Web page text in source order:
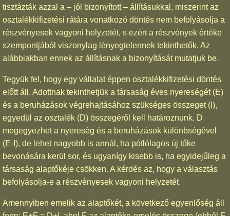
tisztázták azzal a – jól bizonyított – állításukkal, miszerint az
osztalékkifizetési rátára vonatkozó döntés nem befolyásolja a
részvényesek vagyoni helyzetét, s ezért a részvények értéke
szempontjából viszonylag lényegtelennek tekinthetők. Az
alábbiakban ennek az állításnak a bizonyítását mutatjuk be.
Tegyük fel, hogy egy vállalat éppen osztalékkifizetési döntés
előtt áll. Adottnak tekinthetjük a társaság éves nyereségét (E)
és a beruházások végrehajtásához szükséges összeget (I),
egyedül az osztalék (D) összegéről kell határoznunk. D
megegyezhet a nyereség és a beruházások különbségével
(E-I), de lehet nagyobb is annál, ha pótlólagos új tőke
bevonására kerül sor, és ugyanígy kisebb is, ha egyidejűleg a
társaság alaptőkéje csökken. A kérdés az, hogy a választás
befolyásolja-e a részvényesek vagyoni helyzetét.
Amennyiben emelik az alaptőkét, a következő egyenlőség áll